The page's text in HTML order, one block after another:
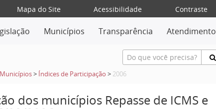
Mapa do Site Acessibilidade
Contraste
Municípios Transparência Atendimento
> Índices de Participação > 2006
dos municípios Repasse de ICMS e